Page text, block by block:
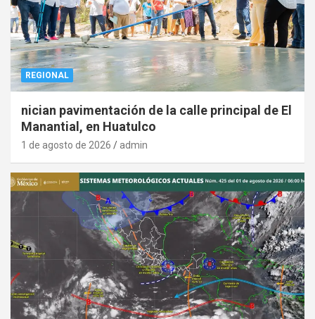
REGIONAL
nician pavimentación de la calle principal de El
Manantial, en Huatulco
1 de agosto de 2026 admin